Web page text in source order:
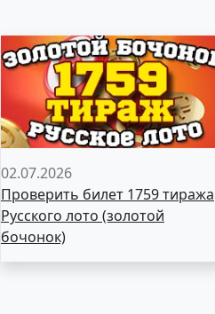
02.07.2026
Проверить билет 1759 тиража
Русского лото (золотой
бочонок)